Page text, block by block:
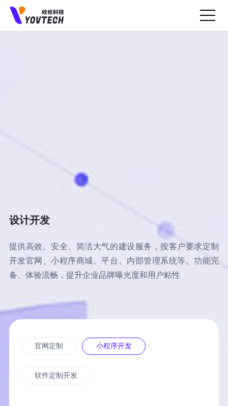
设计开发
提供高效、安全、简洁大气的建设服务，按客户要求定制
开发官网、小程序商城、平台、内部管理系统等。功能完
备、体验流畅，提升企业品牌曝光度和用户粘性
官网定制 小程序开发
软件定制开发
立即提交